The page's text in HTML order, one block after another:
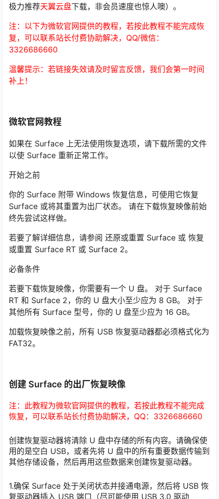
极力推荐天翼云盘下载，非会员速度也惊人噢）。
注：以下为微软官网提供的教程，若按此教程不能完成恢
复，可以联系站长付费协助解决，QQ/微信：
3326686660
温馨提示：若链接失效请及时留言反馈，我们会第一时间
补上！
微软官网教程
如果在 Surface 上无法使用恢复选项，请下载所需的文件
以使 Surface 重新正常工作。
开始之前
你的 Surface 附带 Windows 恢复信息，可使用它恢复
Surface 或将其重置为出厂状态。 请在下载恢复映像前始
终先尝试这样做。
若要了解详细信息，请参阅 还原或重置 Surface 或 恢复
或重置 Surface RT 或 Surface 2。
必备条件
若要下载恢复映像，你需要有一个 U 盘。 对于 Surface
RT 和 Surface 2，你的 U 盘大小至少应为 8 GB。 对于
其他所有 Surface 型号，你的 U 盘至少应为 16 GB。
加载恢复映像之前，所有 USB 恢复驱动器都必须格式化为
FAT32。
创建 Surface 的出厂恢复映像
注：此教程为微软官网提供的教程，若按此教程不能完成
恢复，可以联系站长付费协助解决，QQ：3326686660
创建恢复驱动器将清除 U 盘中存储的所有内容。请确保使
用的是空白 USB，或者先将 U 盘中的所有重要数据传输到
其他存储设备，然后再用这些数据来创建恢复驱动器。
1.确保 Surface 处于关闭状态并接通电源，然后将 USB 恢
复驱动器插入 USB 端口（尽可能使用 USB 3.0 驱动